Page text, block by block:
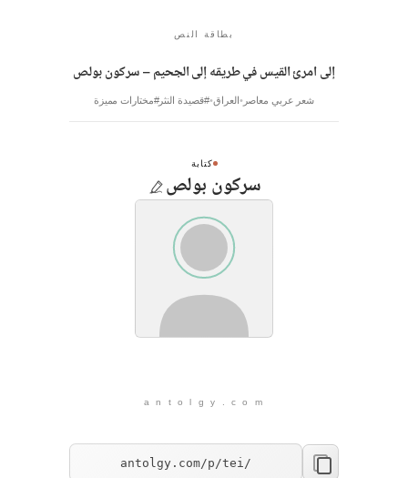
بطاقة النص
إلى امرئ القيس في طريقه إلى الجحيم – سركون بولص
شعر عربي معاصر العراق #قصيدة النثر#مختارات مميزة
كتابة
سركون بولص
a n t o l g y . c o m